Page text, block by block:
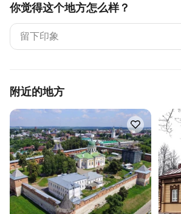
你觉得这个地方怎么样？
附近的地方